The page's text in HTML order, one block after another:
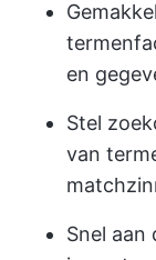
en
Stel
van
Snel aan